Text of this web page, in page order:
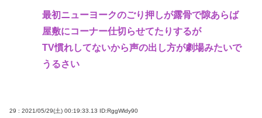
最初ニューヨークのごり押しが露骨で隙あらば
屋敷にコーナー仕切らせてたりするが
TV慣れしてないから声の出し方が劇場みたいで
うるさい
29 : 2021/05/29(土) 00:19:33.13 ID:RggWldy90